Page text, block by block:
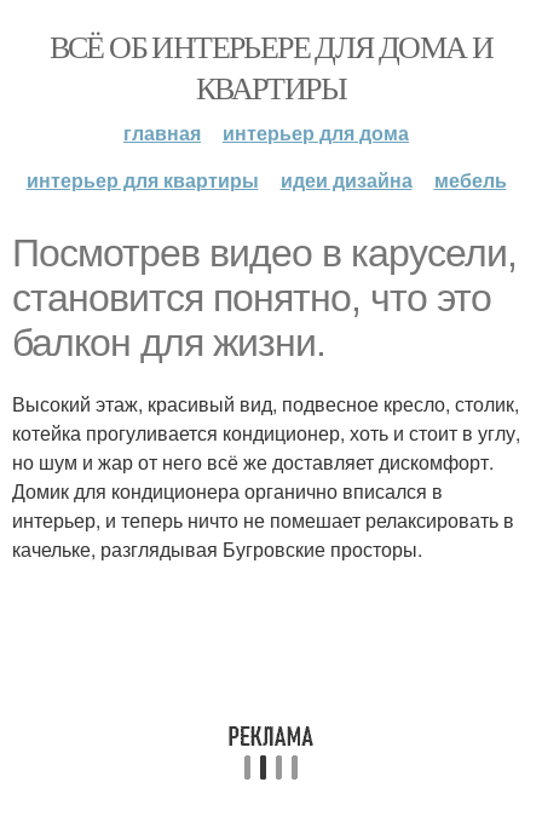
ВСЁ ОБ ИНТЕРЬЕРЕ ДЛЯ ДОМА И
КВАРТИРЫ
главная
интерьер для дома
интерьер для квартиры
идеи дизайна мебель
Посмотрев видео в карусели,
становится понятно, что это
балкон для жизни.
Высокий этаж, красивый вид, подвесное кресло, столик,
котейка прогуливается кондиционер, хоть и стоит в углу,
но шум и жар от него всё же доставляет дискомфорт.
Домик для кондиционера органично вписался в
интерьер, и теперь ничто не помешает релаксировать в
качельке, разглядывая Бугровские просторы.